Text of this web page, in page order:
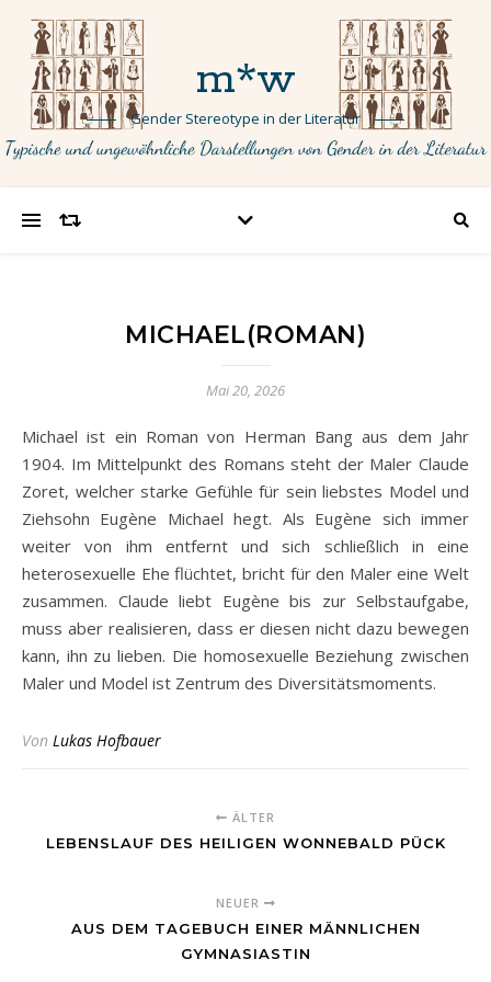
m*w
Gender Stereotype in der Literatur
MICHAEL(ROMAN)
Mai 20, 2026
Michael ist ein Roman von Herman Bang aus dem Jahr
1904. Im Mittelpunkt des Romans steht der Maler Claude
Zoret, welcher starke Gefühle für sein liebstes Model und
Ziehsohn Eugène Michael hegt. Als Eugène sich immer
weiter von ihm entfernt und sich schließlich in eine
heterosexuelle Ehe flüchtet, bricht für den Maler eine Welt
zusammen. Claude liebt Eugène bis zur Selbstaufgabe,
muss aber realisieren, dass er diesen nicht dazu bewegen
kann, ihn zu lieben. Die homosexuelle Beziehung zwischen
Maler und Model ist Zentrum des Diversitätsmoments.
Von Lukas Hofbauer
ÄLTER
LEBENSLAUF DES HEILIGEN WONNEBALD PÜCK
NEUER
AUS DEM TAGEBUCH EINER MÄNNLICHEN
GYMNASIASTIN